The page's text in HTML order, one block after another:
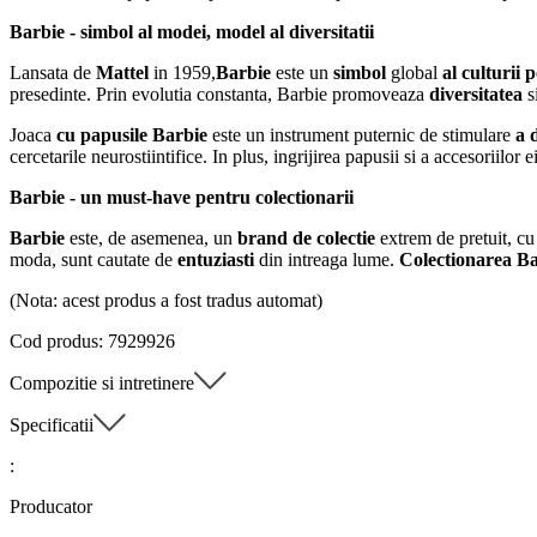
Barbie - simbol al modei, model al diversitatii
Lansata de Mattel in 1959,Barbie este un simbol global al culturii
presedinte. Prin evolutia constanta, Barbie promoveaza diversitatea
Joaca cu papusile Barbie este un instrument puternic de stimulare a
cercetarile neurostiintifice. In plus, ingrijirea papusii si a accesoriilor
Barbie - un must-have pentru colectionarii
Barbie este, de asemenea, un brand de colectie extrem de pretuit,
moda, sunt cautate de entuziasti din intreaga lume. Colectionarea
(Nota: acest produs a fost tradus automat)
Cod produs: 7929926
Compozitie si intretinere
Specificatii
:
Producator